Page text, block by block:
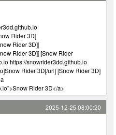
Rider 3D]
Rider 3D]]
Rider 3D]] [Snow Rider
https://snowrider3dd.github.io
Rider 3D[/url] [Snow Rider 3D]
Rider 3D</a>
2025-12-25 08:00:20